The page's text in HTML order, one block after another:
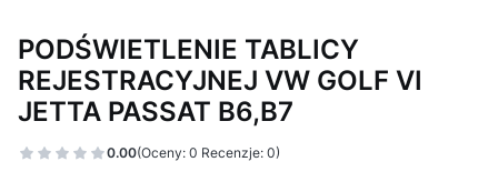
PODŚWIETLENIE TABLICY
REJESTRACYJNEJ VW GOLF VI
JETTA PASSAT B6,B7
0.00(Oceny: 0 Recenzje: 0)